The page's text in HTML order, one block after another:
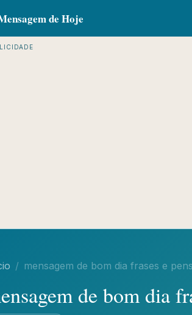
de Hoje
mensagem de bom dia frases e
de bom dia